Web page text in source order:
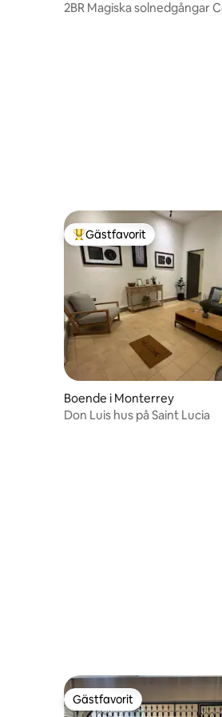
2BR Magiska solnedgångar
Populär gästfavorit
Gästfavorit
Boende i Monterrey
Don Luis hus på Saint Lucia
Gästfavorit
Gästfavorit